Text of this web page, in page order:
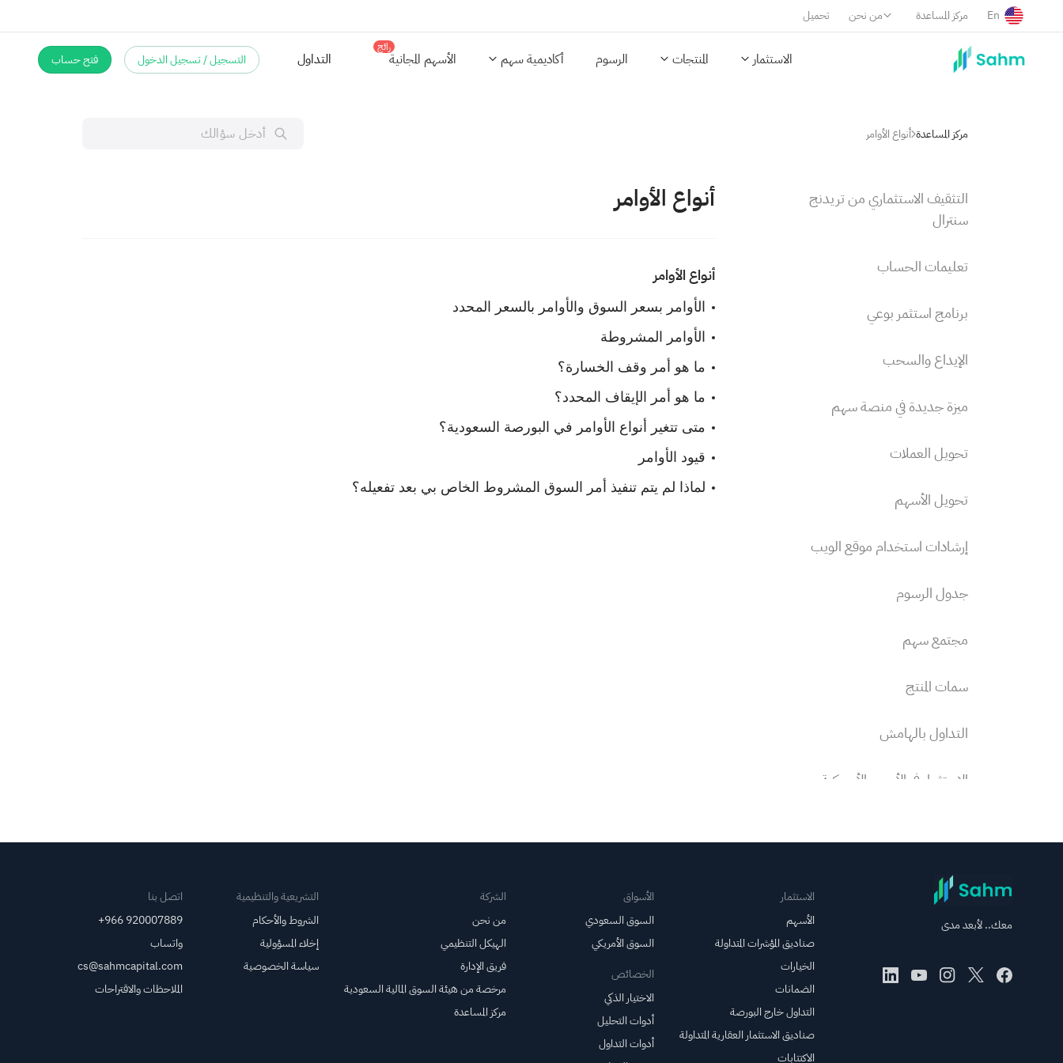
تحميل من نحن مركز المساعدة En
الاستثمار المنتجات الرسوم أكاديمية سهم الأسهم المجانية
رائج
التداول التسجيل / تسجيل الدخول فتح حساب
مركز المساعدة أنواع الأوامر
التثقيف الاستثماري من تريدنج
سنترال
تعليمات الحساب
برنامج استثمر بوعي
الإيداع والسحب
ميزة جديدة في منصة سهم
تحويل العملات
تحويل الأسهم
إرشادات استخدام موقع الويب
جدول الرسوم
مجتمع سهم
سمات المنتج
التداول بالهامش
الاستثمار في الأسهم الأمريكية
الاستثمار في الأسهم السعودية
إجراء الشركات
أنواع الأوامر
الأوامر بسعر السوق والأوامر بالسعر
أنواع الأوامر
أنواع الأوامر
الأوامر بسعر السوق والأوامر بالسعر المحدد
الأوامر المشروطة
ما هو أمر وقف الخسارة؟
ما هو أمر الإيقاف المحدد؟
متى تتغير أنواع الأوامر في البورصة السعودية؟
قيود الأوامر
لماذا لم يتم تنفيذ أمر السوق المشروط الخاص بي بعد تفعيله؟
معك.. لأبعد مدى
الاستثمار
الأسهم
صناديق المؤشرات المتداولة
الخيارات
الضمانات
التداول خارج البورصة
صناديق الاستثمار العقارية المتداولة
الاكتتابات
الأسواق
السوق السعودي
السوق الأمريكي
الخصائص
الاختيار الذكي
أدوات التحليل
أدوات التداول
الشركة
من نحن
الهيكل التنظيمي
فريق الإدارة
مرخصة من هيئة السوق المالية السعودية
مركز المساعدة
التشريعية والتنظيمية
الشروط والأحكام
إخلاء المسؤولية
سياسة الخصوصية
اتصل بنا
+966 920007889
واتساب
cs@sahmcapital.com
الملاحظات والاقتراحات